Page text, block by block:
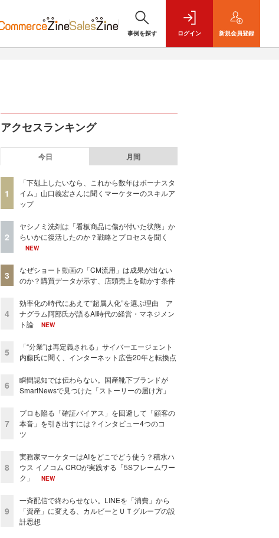
事例を探す ログイン 新規会員登録
アクセスランキング
今日 月間
1
「下剋上したいなら、これから数年はボーナスタ
イム」山口義宏さんに聞くマーケターのスキルア
ップ
2
ヤシノミ洗剤は「看板商品に傷が付いた状態」か
らいかに復活したのか？戦略とプロセスを聞く
NEW
3
なぜショート動画の「CM流用」は成果が出ない
のか？購買データが示す、店頭売上を動かす条件
4
効率化の時代にあえて“超属人化”を選ぶ理由 ア
ナグラム阿部氏が語るAI時代の経営・マネジメン
ト論
NEW
5
「“分業”は再定義される」サイバーエージェント
内藤氏に聞く、インターネット広告20年と転換点
6
瞬間認知では伝わらない。国産靴下ブランドが
SmartNewsで見つけた「ストーリーの届け方」
7
プロも陥る「確証バイアス」を回避して「顧客の
本音」を引き出すには？インタビュー4つのコ
ツ
8
実務家マーケターはAIをどこでどう使う？積水ハ
ウス イノコム CROが実践する「5Sフレームワー
ク」
NEW
9
一斉配信で終わらせない。LINEを「消費」から
「資産」に変える、カルビーとＵＴグループの設
計思想